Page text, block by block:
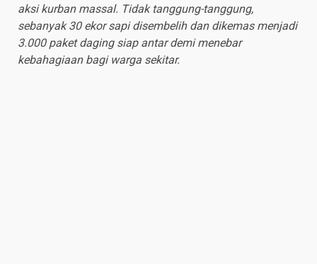
aksi kurban massal. Tidak tanggung-tanggung,
sebanyak 30 ekor sapi disembelih dan dikemas menjadi
3.000 paket daging siap antar demi menebar
kebahagiaan bagi warga sekitar.